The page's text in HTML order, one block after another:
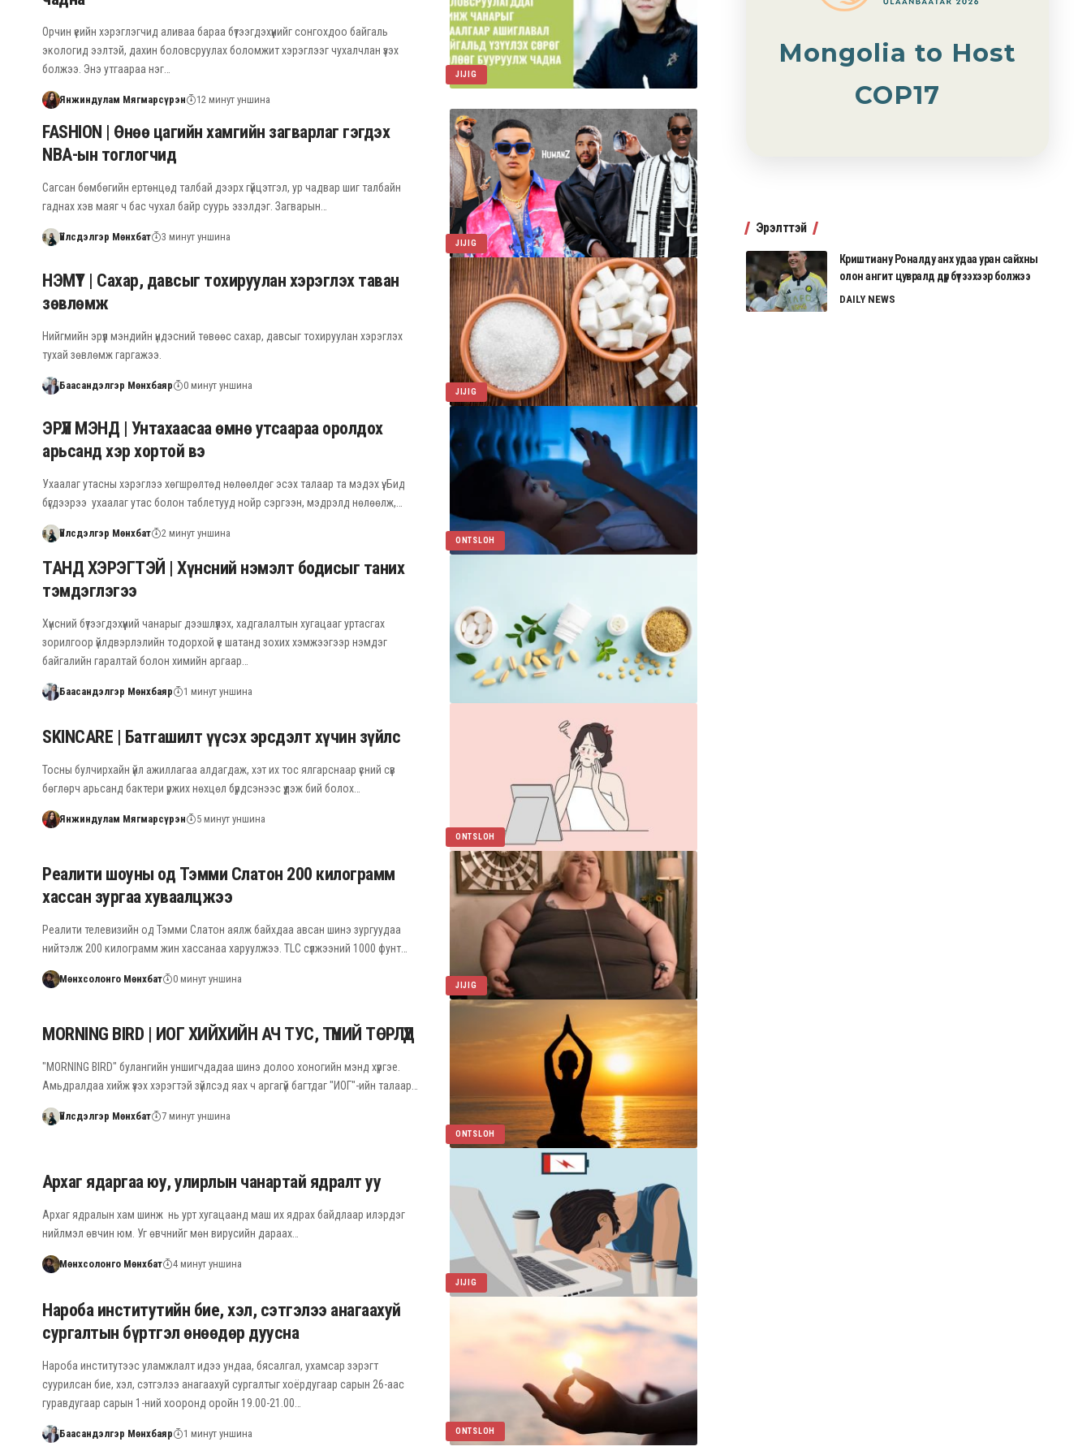
JIJIG
Орчин үеийн хэрэглэгчид аливаа бараа бүтээгдэхүүнийг сонгохдоо байгаль
экологид ээлтэй, дахин боловсруулах боломжит хэрэглээг чухалчлан үзэх
болжээ. Энэ утгаараа нэг…
Янжиндулам Мягмарсүрэн 12 минут уншина
JIJIG
FASHION | Өнөө цагийн хамгийн загварлаг гэгдэх
NBA-ын тоглогчид
Сагсан бөмбөгийн ертөнцөд талбай дээрх гүйцэтгэл, ур чадвар шиг талбайн
гаднах хэв маяг ч бас чухал байр суурь эзэлдэг. Загварын…
Үйлсдэлгэр Мөнхбат 3 минут уншина
JIJIG
НЭМҮТ | Сахар, давсыг тохируулан хэрэглэх таван
зөвлөмж
Нийгмийн эрүүл мэндийн үндэсний төвөөс сахар, давсыг тохируулан хэрэглэх
тухай зөвлөмж гаргажээ.
Баасандэлгэр Мөнхбаяр 0 минут уншина
ONTSLOH
ЭРҮҮЛ МЭНД | Унтахаасаа өмнө утсаараа оролдох
арьсанд хэр хортой вэ
Ухаалаг утасны хэрэглээ хөгшрөлтөд нөлөөлдөг эсэх талаар та мэдэх үү. Бид
бүгдээрээ ухаалаг утас болон таблетууд нойр сэргээн, мэдрэлд нөлөөлж,…
Үйлсдэлгэр Мөнхбат 2 минут уншина
ТАНД ХЭРЭГТЭЙ | Хүнсний нэмэлт бодисыг таних
тэмдэглэгээ
Хүнсний бүтээгдэхүүний чанарыг дээшлүүлэх, хадгалалтын хугацааг уртасгах
зорилгоор үйлдвэрлэлийн тодорхой үе шатанд зохих хэмжээгээр нэмдэг
байгалийн гаралтай болон химийн аргаар…
Баасандэлгэр Мөнхбаяр 1 минут уншина
ONTSLOH
SKINCARE | Батгашилт үүсэх эрсдэлт хүчин зүйлс
Тосны булчирхайн үйл ажиллагаа алдагдаж, хэт их тос ялгарснаар үсний сүв
бөглөрч арьсанд бактери үржих нөхцөл бүрдсэнээс үүдэж бий болох…
Янжиндулам Мягмарсүрэн 5 минут уншина
JIJIG
Реалити шоуны од Тэмми Слатон 200 килограмм
хассан зургаа хуваалцжээ
Реалити телевизийн од Тэмми Слатон аялж байхдаа авсан шинэ зургуудаа
нийтэлж 200 килограмм жин хассанаа харуулжээ. TLC сүлжээний 1000 фунт…
Мөнхсолонго Мөнхбат 0 минут уншина
ONTSLOH
MORNING BIRD | ИОГ ХИЙХИЙН АЧ ТУС, ТҮҮНИЙ ТӨРЛҮҮД
"MORNING BIRD" булангийн уншигчдадаа шинэ долоо хоногийн мэнд хүргэе.
Амьдралдаа хийж үзэх хэрэгтэй зүйлсэд яах ч аргагүй багтдаг "ИОГ"-ийн талаар…
Үйлсдэлгэр Мөнхбат 7 минут уншина
JIJIG
Архаг ядаргаа юу, улирлын чанартай ядралт уу
Архаг ядралын хам шинж нь урт хугацаанд маш их ядрах байдлаар илэрдэг
нийлмэл өвчин юм. Уг өвчнийг мөн вирусийн дараах…
Мөнхсолонго Мөнхбат 4 минут уншина
ONTSLOH
Нароба институтийн бие, хэл, сэтгэлээ анагаахуй
сургалтын бүртгэл өнөөдөр дуусна
Нароба институтээс уламжлалт идээ ундаа, бясалгал, ухамсар зэрэгт
суурилсан бие, хэл, сэтгэлээ анагаахуй сургалтыг хоёрдугаар сарын 26-аас
гуравдугаар сарын 1-ний хооронд оройн 19.00-21.00…
Баасандэлгэр Мөнхбаяр 1 минут уншина
Mongolia to Host
COP17
Эрэлттэй
Криштиану Роналду анх удаа уран сайхны
олон ангит цувралд дүр бүтээхээр болжээ
DAILY NEWS